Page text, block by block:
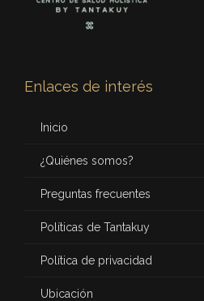
Enlaces de interés
Inicio
¿Quiénes somos?
Preguntas frecuentes
Políticas de Tantakuy
Política de privacidad
Ubicación